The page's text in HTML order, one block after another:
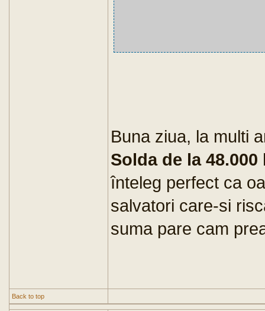
Buna ziua, la multi
Solda de la
înteleg perfect ca
salvatori care-si
suma pare cam
Back to top